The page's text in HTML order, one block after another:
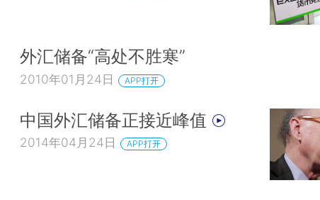
外汇储备“高处不胜寒”
2010年01月24日 APP打开
中国外汇储备正接近峰值
2014年04月24日 APP打开